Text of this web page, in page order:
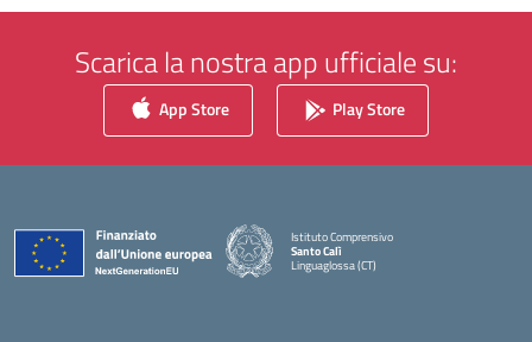
Scarica la nostra app ufficiale su:
App Store Play Store
Istituto Comprensivo
Santo Calì
Linguaglossa (CT)
— Visita la pagina iniziale della scuola